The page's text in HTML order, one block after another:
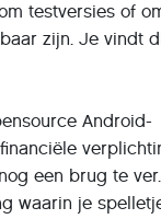
testversies of
zijn. Je vindt
Android-
een brug te
waarin je